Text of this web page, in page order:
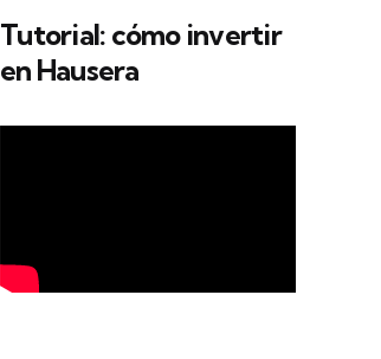
Tutorial: cómo invertir
en Hausera